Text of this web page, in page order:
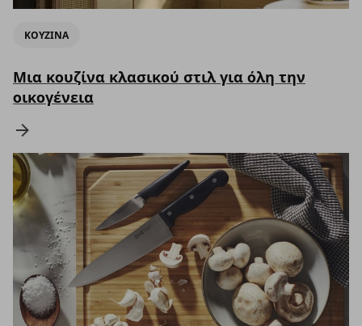
ΚΟΥΖΙΝΑ
Μια κουζίνα κλασικού στιλ για όλη την
οικογένεια